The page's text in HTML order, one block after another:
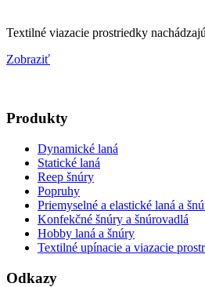
Textilné viazacie prostriedky
Zobraziť
Produkty
Dynamické laná
Statické laná
Reep šnúry
Popruhy
Priemyselné a elastické laná a
Konfekčné šnúry a šnúrovadlá
Hobby laná a šnúry
Textilné upínacie a viazacie
Odkazy